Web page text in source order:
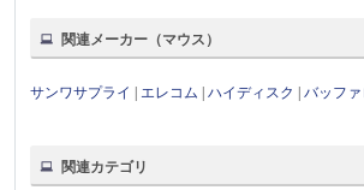
関連メーカー（マウス）
サンワサプライ エレコム |ハイディスク |バッファ
関連カテゴリ